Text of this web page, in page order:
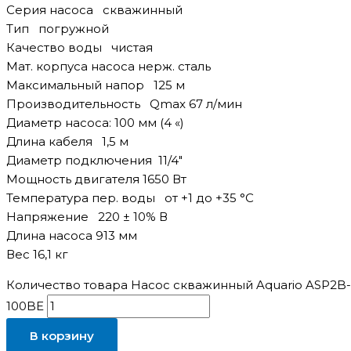
Серия насоса скважинный
Тип погружной
Качество воды чистая
Мат. корпуса насоса нерж. сталь
Максимальный напор 125 м
Производительность Qmax 67 л/мин
Диаметр насоса: 100 мм (4 «)
Длина кабеля 1,5 м
Диаметр подключения 11/4″
Мощность двигателя 1650 Вт
Температура пер. воды от +1 до +35 °C
Напряжение 220 ± 10% В
Длина насоса 913 мм
Вес 16,1 кг
Количество товара Насос скважинный Aquario
100BE
В корзину